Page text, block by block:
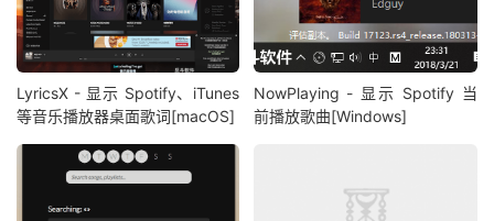
LyricsX - 显示 Spotify、iTunes
等音乐播放器桌面歌词[macOS]
NowPlaying - 显示 Spotify 当
前播放歌曲[Windows]